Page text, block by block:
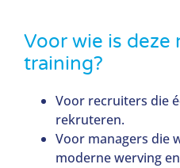
Voor wie is
training?
Voor recruiters die
rekruteren.
Voor managers die
moderne werving